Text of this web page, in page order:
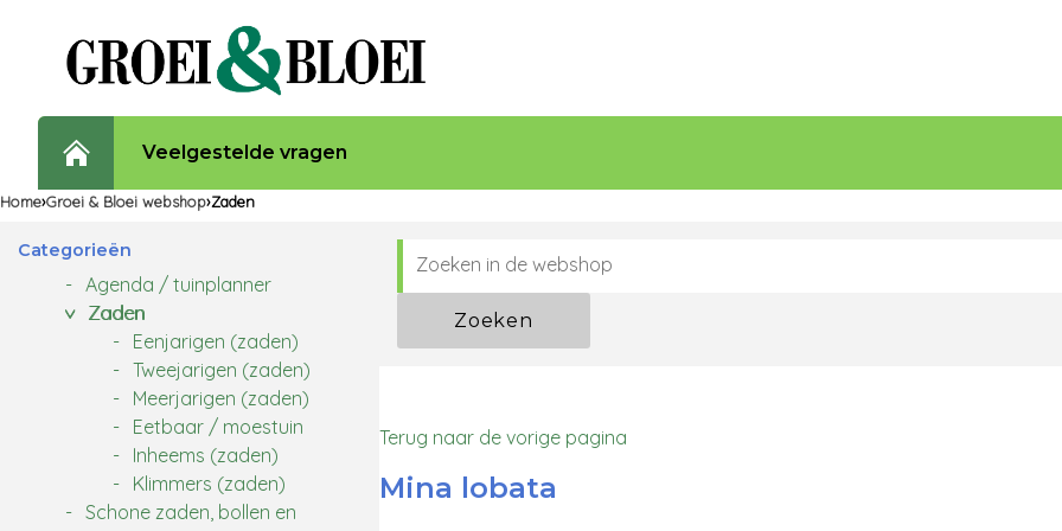
Veelgestelde vragen
Home Groei & Bloei webshop Zaden
Zoeken
Terug naar de vorige pagina
Mina lobata
Categorieën
Agenda / tuinplanner
Zaden
Eenjarigen (zaden)
Tweejarigen (zaden)
Meerjarigen (zaden)
Eetbaar / moestuin
Inheems (zaden)
Klimmers (zaden)
Schone zaden, bollen en